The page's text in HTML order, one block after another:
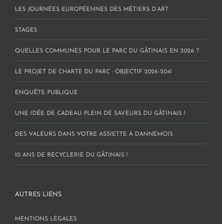
LES JOURNÉES EUROPÉENNES DES MÉTIERS D’ART
STAGES
QUELLES COMMUNES POUR LE PARC DU GÂTINAIS EN 2026 ?
LE PROJET DE CHARTE DU PARC : OBJECTIF 2026-2041
ENQUÊTE PUBLIQUE
UNE IDÉE DE CADEAU PLEIN DE SAVEURS DU GÂTINAIS !
DES VALEURS DANS VOTRE ASSIETTE À DANNEMOIS
10 ANS DE RECYCLERIE DU GÂTINAIS !
AUTRES LIENS
MENTIONS LÉGALES